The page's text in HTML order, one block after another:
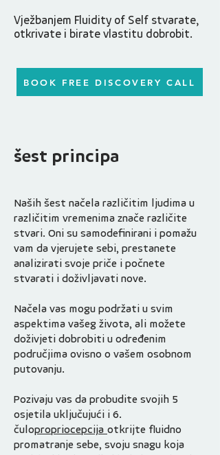
Vježbanjem Fluidity of Self stvarate,
otkrivate i birate vlastitu dobrobit.
BOOK FREE DISCOVERY CALL
šest principa
Naših šest načela različitim ljudima u
različitim vremenima znače različite
stvari. Oni su samodefinirani i pomažu
vam da vjerujete sebi, prestanete
analizirati svoje priče i počnete
stvarati i doživljavati nove.
Načela vas mogu podržati u svim
aspektima vašeg života, ali možete
doživjeti dobrobiti u određenim
područjima ovisno o vašem osobnom
putovanju.
Pozivaju vas da probudite svojih 5
osjetila uključujući i 6.
čulopropriocepcija otkrijte fluidno
promatranje sebe, svoju snagu koja